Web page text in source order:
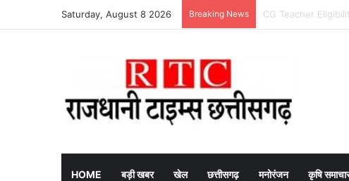
Saturday, August 8 2026 Breaking News Arrested fake online
HOME बड़ी खबर खेल छत्तीसगढ़ मनोरंजन कृषि